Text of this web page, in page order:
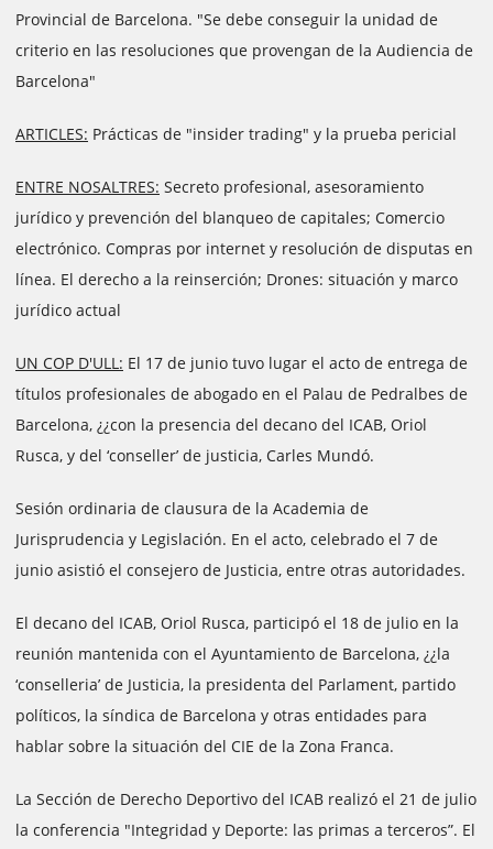
Provincial de Barcelona. "Se debe conseguir la unidad de
criterio en las resoluciones que provengan de la Audiencia de
Barcelona"
ARTICLES: Prácticas de "insider trading" y la prueba pericial
ENTRE NOSALTRES: Secreto profesional, asesoramiento
jurídico y prevención del blanqueo de capitales; Comercio
electrónico. Compras por internet y resolución de disputas en
línea. El derecho a la reinserción; Drones: situación y marco
jurídico actual
UN COP D'ULL: El 17 de junio tuvo lugar el acto de entrega de
títulos profesionales de abogado en el Palau de Pedralbes de
Barcelona, ¿¿con la presencia del decano del ICAB, Oriol
Rusca, y del ‘conseller’ de justicia, Carles Mundó.
Sesión ordinaria de clausura de la Academia de
Jurisprudencia y Legislación. En el acto, celebrado el 7 de
junio asistió el consejero de Justicia, entre otras autoridades.
El decano del ICAB, Oriol Rusca, participó el 18 de julio en la
reunión mantenida con el Ayuntamiento de Barcelona, ¿¿la
‘conselleria’ de Justicia, la presidenta del Parlament, partido
políticos, la síndica de Barcelona y otras entidades para
hablar sobre la situación del CIE de la Zona Franca.
La Sección de Derecho Deportivo del ICAB realizó el 21 de julio
la conferencia "Integridad y Deporte: las primas a terceros”. El